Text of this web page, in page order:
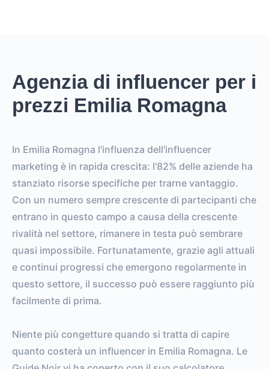
Agenzia di influencer per i
prezzi Emilia Romagna
In Emilia Romagna l'influenza dell'influencer
marketing è in rapida crescita: l'82% delle aziende ha
stanziato risorse specifiche per trarne vantaggio.
Con un numero sempre crescente di partecipanti che
entrano in questo campo a causa della crescente
rivalità nel settore, rimanere in testa può sembrare
quasi impossibile. Fortunatamente, grazie agli attuali
e continui progressi che emergono regolarmente in
questo settore, il successo può essere raggiunto più
facilmente di prima.
Niente più congetture quando si tratta di capire
quanto costerà un influencer in Emilia Romagna. Le